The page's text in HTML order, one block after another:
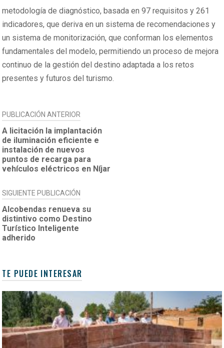
metodología de diagnóstico, basada en 97 requisitos y 261
indicadores, que deriva en un sistema de recomendaciones y
un sistema de monitorización, que conforman los elementos
fundamentales del modelo, permitiendo un proceso de mejora
continuo de la gestión del destino adaptada a los retos
presentes y futuros del turismo.
NAVEGACIÓN
DE
ENTRADAS
PUBLICACIÓN ANTERIOR
A licitación la implantación
de iluminación eficiente e
instalación de nuevos
puntos de recarga para
vehículos eléctricos en Níjar
SIGUIENTE PUBLICACIÓN
Alcobendas renueva su
distintivo como Destino
Turístico Inteligente
adherido
TE PUEDE INTERESAR